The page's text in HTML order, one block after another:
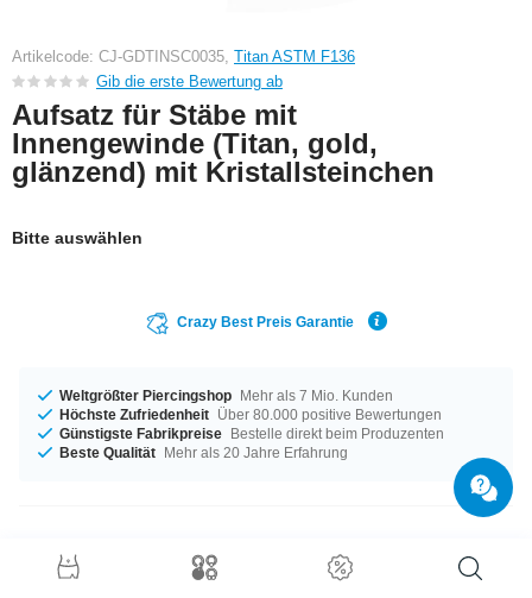
Artikelcode: CJ-GDTINSC0035, Titan ASTM F136
Gib die erste Bewertung ab
Aufsatz für Stäbe mit
Innengewinde (Titan, gold,
glänzend) mit Kristallsteinchen
Bitte auswählen
Crazy Best Preis Garantie
Weltgrößter Piercingshop Mehr als 7 Mio. Kunden
Höchste Zufriedenheit Über 80.000 positive Bewertungen
Günstigste Fabrikpreise Bestelle direkt beim Produzenten
Beste Qualität Mehr als 20 Jahre Erfahrung
Produktdetails